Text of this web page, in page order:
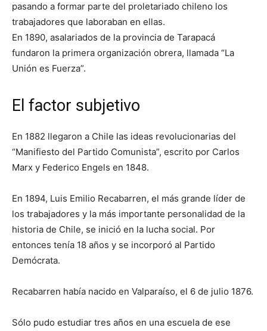
pasando a formar parte del proletariado chileno los
trabajadores que laboraban en ellas.
En 1890, asalariados de la provincia de Tarapacá
fundaron la primera organización obrera, llamada “La
Unión es Fuerza”.
El factor subjetivo
En 1882 llegaron a Chile las ideas revolucionarias del
“Manifiesto del Partido Comunista”, escrito por Carlos
Marx y Federico Engels en 1848.
En 1894, Luis Emilio Recabarren, el más grande líder de
los trabajadores y la más importante personalidad de la
historia de Chile, se inició en la lucha social. Por
entonces tenía 18 años y se incorporó al Partido
Demócrata.
Recabarren había nacido en Valparaíso, el 6 de julio 1876.
Sólo pudo estudiar tres años en una escuela de ese